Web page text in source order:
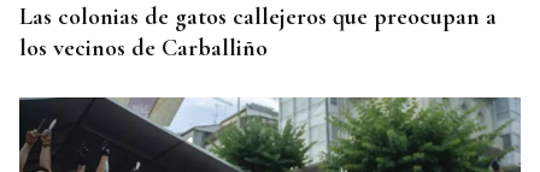
Las colonias de gatos callejeros que preocupan a
los vecinos de Carballiño